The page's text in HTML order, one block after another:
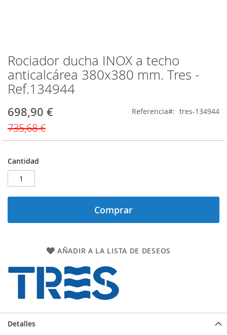
Rociador ducha INOX a techo
anticalcárea 380x380 mm. Tres -
Ref.134944
Precio
698,90 €
735,68 €
Referencia tres-134944
Cantidad
Comprar
AÑADIR A LA LISTA DE DESEOS
Saltar
al
comienzo
de
galería
de
imágenes
Detalles